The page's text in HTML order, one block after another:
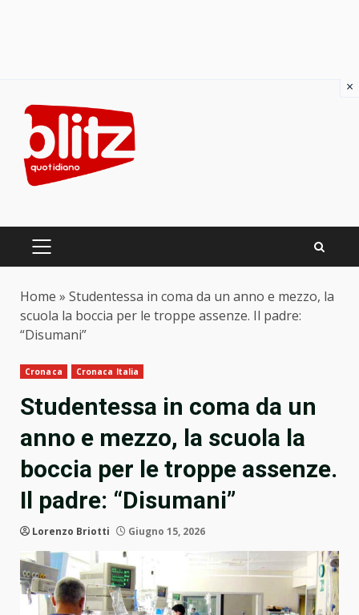
content
PRIMARY
Home » Studentessa in coma da un anno e mezzo, la
scuola la boccia per le troppe assenze. Il padre:
“Disumani”
Cronaca Cronaca Italia
Studentessa in coma da un
anno e mezzo, la scuola la
boccia per le troppe assenze.
Il padre: “Disumani”
Lorenzo Briotti Giugno 15, 2026
×